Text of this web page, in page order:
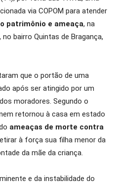
via COPOM para atender
patrimônio e ameaça, na
bairro Quintas de Bragança,
que o portão de uma
após ser atingido por um
moradores. Segundo o
retornou à casa em estado
ameaças de morte contra
à força sua filha menor da
da mãe da criança.
e da instabilidade do